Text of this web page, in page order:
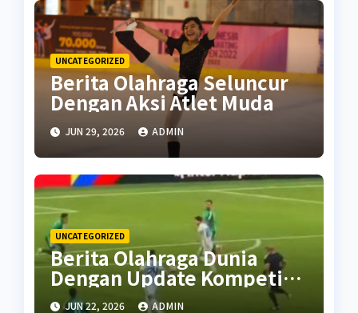
UNCATEGORIZED
Berita Olahraga Seluncur
Dengan Aksi Atlet Muda
JUN 29, 2026 ADMIN
UNCATEGORIZED
Berita Olahraga Dunia
Dengan Update Kompetisi
Terbaru
JUN 22, 2026 ADMIN